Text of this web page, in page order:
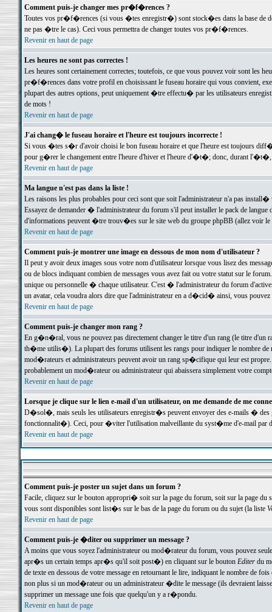
Comment puis-je changer mes pr�f�rences ?
Toutes vos pr�f�rences (si vous �tes enregistr�) sont stock�es dans la base de
ne pas �tre le cas). Ceci vous permettra de changer toutes vos pr�f�rences.
Revenir en haut de page
Les heures ne sont pas correctes !
Les heures sont certainement correctes; toutefois, ce que vous pouvez voir sont
pr�f�rences dans votre profil en choisissant le fuseau horaire qui vous convient,
plupart des autres options, peut uniquement �tre effectu� par les utilisateurs
de mots !
Revenir en haut de page
J'ai chang� le fuseau horaire et l'heure est toujours incorrecte !
Si vous �tes s�r d'avoir choisi le bon fuseau horaire et que l'heure est toujours
pour g�rer le changement entre l'heure d'hiver et l'heure d'�t�; donc, durant
Revenir en haut de page
Ma langue n'est pas dans la liste !
Les raisons les plus probables pour ceci sont que soit l'administrateur n'a pas
Essayez de demander � l'administrateur du forum s'il peut installer le pack de
d'informations peuvent �tre trouv�es sur le site web du groupe phpBB (allez voir le
Revenir en haut de page
Comment puis-je montrer une image en dessous de mon nom d'utilisateur ?
Il peut y avoir deux images sous votre nom d'utilisateur lorsque vous lisez des
ou de blocs indiquant combien de messages vous avez fait ou votre statut sur le
unique ou personnelle � chaque utilisateur. C'est � l'administrateur du forum
un avatar, cela voudra alors dire que l'administrateur en a d�cid� ainsi, vous
Revenir en haut de page
Comment puis-je changer mon rang ?
En g�n�ral, vous ne pouvez pas directement changer le titre d'un rang (le titre d'un
th�me utilis�). La plupart des forums utilisent les rangs pour indiquer le nombre de
mod�rateurs et administrateurs peuvent avoir un rang sp�cifique qui leur est
probablement un mod�rateur ou administrateur qui abaissera simplement votre
Revenir en haut de page
Lorsque je clique sur le lien e-mail d'un utilisateur, on me demande de me
D�sol�, mais seuls les utilisateurs enregistr�s peuvent envoyer des e-mails �
fonctionnalit�). Ceci, pour �viter l'utilisation malveillante du syst�me d'e-mail par
Revenir en haut de page
Comment puis-je poster un sujet dans un forum ?
Facile, cliquez sur le bouton appropri� soit sur la page du forum, soit sur la page du
vous sont disponibles sont list�s sur le bas de la page du forum ou du sujet (la liste
Revenir en haut de page
Comment puis-je �diter ou supprimer un message ?
A moins que vous soyez l'administrateur ou mod�rateur du forum, vous pouvez
apr�s un certain temps apr�s qu'il soit post�) en cliquant sur le bouton Editerdu
de texte en dessous de votre message en retournant le lire, indiquant le nombre
non plus si un mod�rateur ou un administrateur �dite le message (ils devraient
supprimer un message une fois que quelqu'un y a r�pondu.
Revenir en haut de page